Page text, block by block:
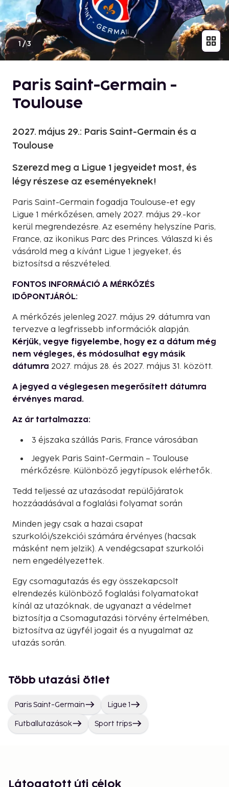
1 /3
Paris Saint-Germain -
Toulouse
2027. május 29.: Paris Saint-Germain és a
Toulouse
Szerezd meg a Ligue 1 jegyeidet most, és
légy részese az eseményeknek!
Paris Saint-Germain fogadja Toulouse-et egy
Ligue 1 mérkőzésen, amely 2027. május 29.-kor
kerül megrendezésre. Az esemény helyszíne Paris,
France, az ikonikus Parc des Princes. Válaszd ki és
vásárold meg a kívánt Ligue 1 jegyeket, és
biztosítsd a részvételed.
FONTOS INFORMÁCIÓ A MÉRKŐZÉS
IDŐPONTJÁRÓL:
A mérkőzés jelenleg 2027. május 29. dátumra van
tervezve a legfrissebb információk alapján.
Kérjük, vegye figyelembe, hogy ez a dátum még
nem végleges, és módosulhat egy másik
dátumra 2027. május 28. és 2027. május 31. között.
A jegyed a véglegesen megerősített dátumra
érvényes marad.
Az ár tartalmazza:
3 éjszaka szállás Paris, France városában
Jegyek Paris Saint-Germain – Toulouse
mérkőzésre. Különböző jegytípusok elérhetők.
Tedd teljessé az utazásodat repülőjáratok
hozzáadásával a foglalási folyamat során
Minden jegy csak a hazai csapat
szurkolói/szekciói számára érvényes (hacsak
másként nem jelzik). A vendégcsapat szurkolói
nem engedélyezettek.
Egy csomagutazás és egy összekapcsolt
elrendezés különböző foglalási folyamatokat
kínál az utazóknak, de ugyanazt a védelmet
biztosítja a Csomagutazási törvény értelmében,
biztosítva az ügyfél jogait és a nyugalmat az
utazás során.
Több utazási ötlet
Paris Saint-Germain Ligue 1
Futballutazások Sport trips
Látogatott úti célok